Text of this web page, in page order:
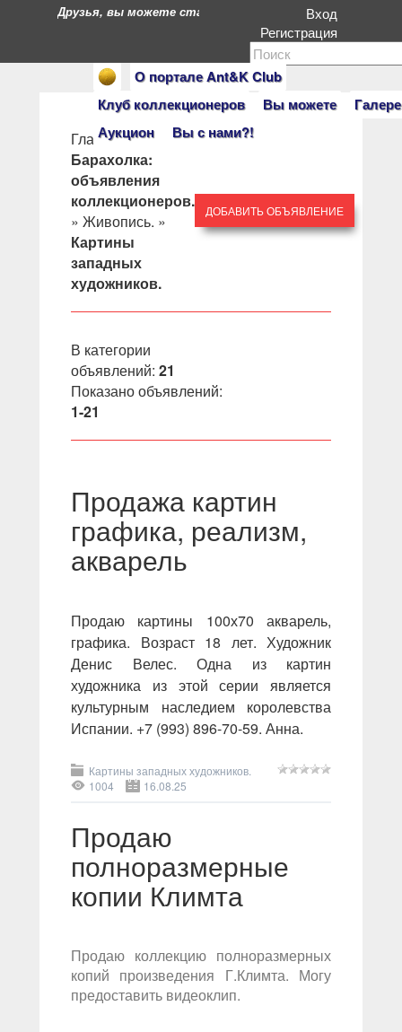
О портале Ant&K Club
Клуб коллекционеров
Вы можете
Аукцион
Вы с нами?!
Друзья, вы можете стать героями нашего портала.
Вход
Регистрация
Главная»
Барахолка:
объявления
коллекционеров.
» Живопись. »
Картины
западных
художников.
ДОБАВИТЬ ОБЪЯВЛЕНИЕ
В категории
объявлений: 21
Показано объявлений:
1-21
Продажа картин
графика, реализм,
акварель
Продаю картины 100х70 акварель,
графика. Возраст 18 лет. Художник
Денис Велес. Одна из картин
художника из этой серии является
культурным наследием королевства
Испании. +7 (993) 896-70-59. Анна.
Картины западных художников.
1004
16.08.25
Продаю
полноразмерные
копии Климта
Продаю коллекцию полноразмерных
копий произведения Г.Климта. Могу
предоставить видеоклип.